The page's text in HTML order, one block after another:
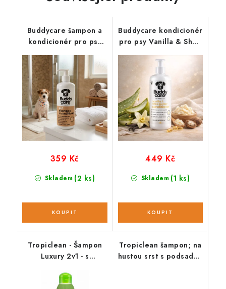
Buddycare šampon a
kondicionér pro psy
2v1 s vůní kokosu
Skladem (2 ks)
359 Kč
Buddycare kondicionér
pro psy Vanilla & Shea
Butter
Skladem (1 ks)
449 Kč
Tropiclean - Šampon
Luxury 2v1 - s
ml
Tropiclean šampon; na
hustou srst s podsadou